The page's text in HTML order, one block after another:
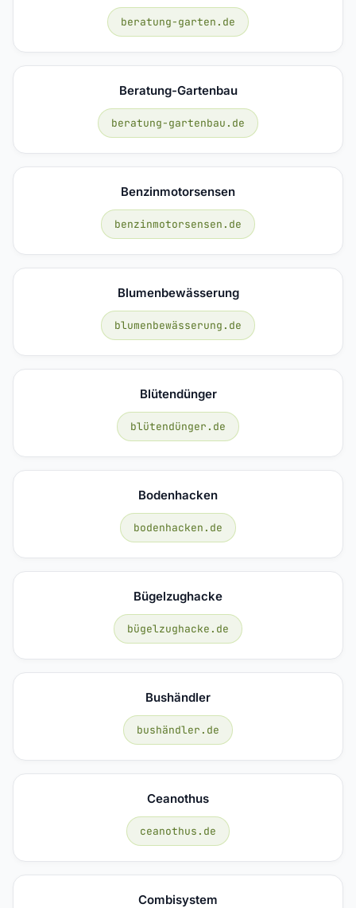
beratung-garten.de
Beratung-Gartenbau
beratung-gartenbau.de
Benzinmotorsensen
benzinmotorsensen.de
Blumenbewässerung
blumenbewässerung.de
Blütendünger
blütendünger.de
Bodenhacken
bodenhacken.de
Bügelzughacke
bügelzughacke.de
Bushändler
bushändler.de
Ceanothus
ceanothus.de
Combisystem